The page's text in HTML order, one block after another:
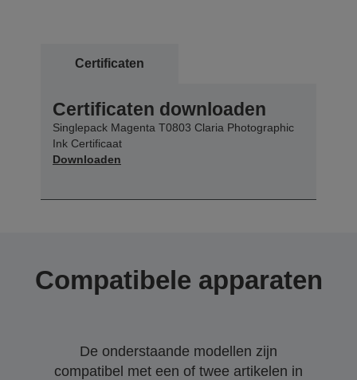
Certificaten
Certificaten downloaden
Singlepack Magenta T0803 Claria Photographic
Ink Certificaat
Downloaden
Compatibele apparaten
De onderstaande modellen zijn
compatibel met een of twee artikelen in